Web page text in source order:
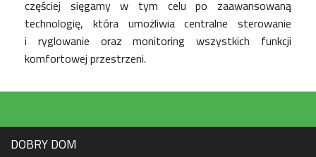
częściej sięgamy w tym celu po zaawansowaną
technologię, która umożliwia centralne sterowanie
i ryglowanie oraz monitoring wszystkich funkcji
komfortowej przestrzeni.
DOBRY DOM